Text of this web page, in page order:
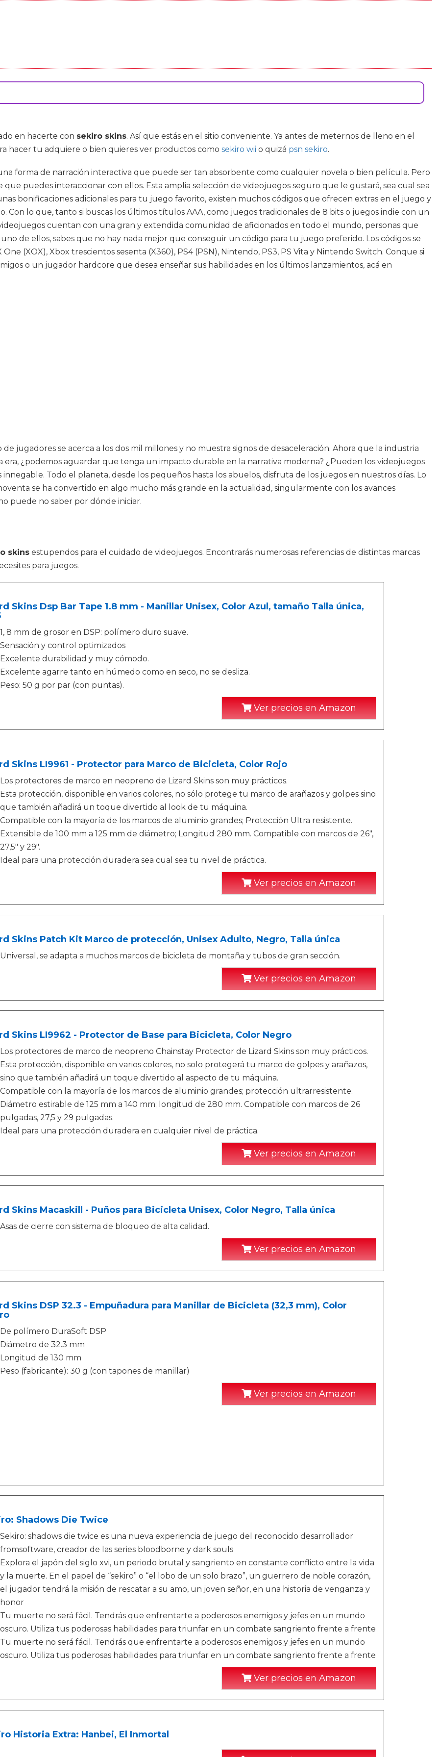
en hacerte con sekiro skins. Así que estás en el sitio conveniente. Ya antes de meternos de lleno en el
hacer tu adquiere o bien quieres ver productos como sekiro wii o quizá psn sekiro.
forma de narración interactiva que puede ser tan absorbente como cualquier novela o bien película. Pero
puedes interaccionar con ellos. Esta amplia selección de videojuegos seguro que le gustará, sea cual sea
bonificaciones adicionales para tu juego favorito, existen muchos códigos que ofrecen extras en el juego y
Con lo que, tanto si buscas los últimos títulos AAA, como juegos tradicionales de 8 bits o juegos indie con un
cuentan con una gran y extendida comunidad de aficionados en todo el mundo, personas que
uno de ellos, sabes que no hay nada mejor que conseguir un código para tu juego preferido. Los códigos se
(XOX), Xbox trescientos sesenta (X360), PS4 (PSN), Nintendo, PS3, PS Vita y Nintendo Switch. Conque si
o un jugador hardcore que desea enseñar sus habilidades en los últimos lanzamientos, acá en
jugadores se acerca a los dos mil millones y no muestra signos de desaceleración. Ahora que la industria
¿podemos aguardar que tenga un impacto durable en la narrativa moderna? ¿Pueden los videojuegos
Todo el planeta, desde los pequeños hasta los abuelos, disfruta de los juegos en nuestros días. Lo
se ha convertido en algo mucho más grande en la actualidad, singularmente con los avances
puede no saber por dónde iniciar.
skins estupendos para el cuidado de videojuegos. Encontrarás numerosas referencias de distintas marcas
para juegos.
Skins Dsp Bar Tape 1.8 mm - Manillar Unisex, Color Azul, tamaño Talla única,
1, 8 mm de grosor en DSP: polímero duro suave.
Sensación y control optimizados
Excelente durabilidad y muy cómodo.
Excelente agarre tanto en húmedo como en seco, no se desliza.
Peso: 50 g por par (con puntas).
Ver precios en Amazon
Skins LI9961 - Protector para Marco de Bicicleta, Color Rojo
Los protectores de marco en neopreno de Lizard Skins son muy prácticos.
Esta protección, disponible en varios colores, no sólo protege tu marco de arañazos y golpes sino
que también añadirá un toque divertido al look de tu máquina.
Compatible con la mayoría de los marcos de aluminio grandes; Protección Ultra resistente.
Extensible de 100 mm a 125 mm de diámetro; Longitud 280 mm. Compatible con marcos de 26",
27,5" y 29".
Ideal para una protección duradera sea cual sea tu nivel de práctica.
Ver precios en Amazon
Skins Patch Kit Marco de protección, Unisex Adulto, Negro, Talla única
Universal, se adapta a muchos marcos de bicicleta de montaña y tubos de gran sección.
Ver precios en Amazon
Skins LI9962 - Protector de Base para Bicicleta, Color Negro
Los protectores de marco de neopreno Chainstay Protector de Lizard Skins son muy prácticos.
Esta protección, disponible en varios colores, no solo protegerá tu marco de golpes y arañazos,
sino que también añadirá un toque divertido al aspecto de tu máquina.
Compatible con la mayoría de los marcos de aluminio grandes; protección ultrarresistente.
Diámetro estirable de 125 mm a 140 mm; longitud de 280 mm. Compatible con marcos de 26
pulgadas, 27,5 y 29 pulgadas.
Ideal para una protección duradera en cualquier nivel de práctica.
Ver precios en Amazon
Skins Macaskill - Puños para Bicicleta Unisex, Color Negro, Talla única
Asas de cierre con sistema de bloqueo de alta calidad.
Ver precios en Amazon
Skins DSP 32.3 - Empuñadura para Manillar de Bicicleta (32,3 mm), Color
De polímero DuraSoft DSP
Diámetro de 32.3 mm
Longitud de 130 mm
Peso (fabricante): 30 g (con tapones de manillar)
Ver precios en Amazon
Shadows Die Twice
Sekiro: shadows die twice es una nueva experiencia de juego del reconocido desarrollador
fromsoftware, creador de las series bloodborne y dark souls
Explora el japón del siglo xvi, un periodo brutal y sangriento en constante conflicto entre la vida
y la muerte. En el papel de “sekiro” o “el lobo de un solo brazo”, un guerrero de noble corazón,
el jugador tendrá la misión de rescatar a su amo, un joven señor, en una historia de venganza y
honor
Tu muerte no será fácil. Tendrás que enfrentarte a poderosos enemigos y jefes en un mundo
oscuro. Utiliza tus poderosas habilidades para triunfar en un combate sangriento frente a frente
Tu muerte no será fácil. Tendrás que enfrentarte a poderosos enemigos y jefes en un mundo
oscuro. Utiliza tus poderosas habilidades para triunfar en un combate sangriento frente a frente
Ver precios en Amazon
Historia Extra: Hanbei, El Inmortal